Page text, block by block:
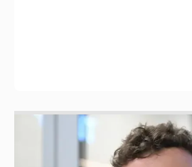
Никита Кологривый